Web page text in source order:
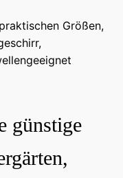
Größen,
günstige